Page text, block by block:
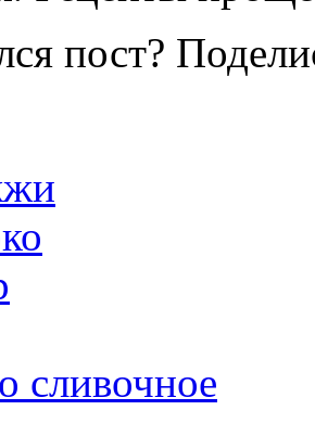
пост?
сливочное